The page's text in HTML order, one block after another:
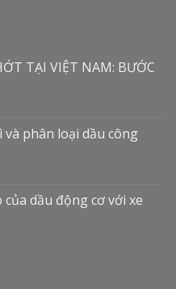
TẠI VIỆT NAM: BƯỚC
phân loại dầu công
dầu động cơ với xe